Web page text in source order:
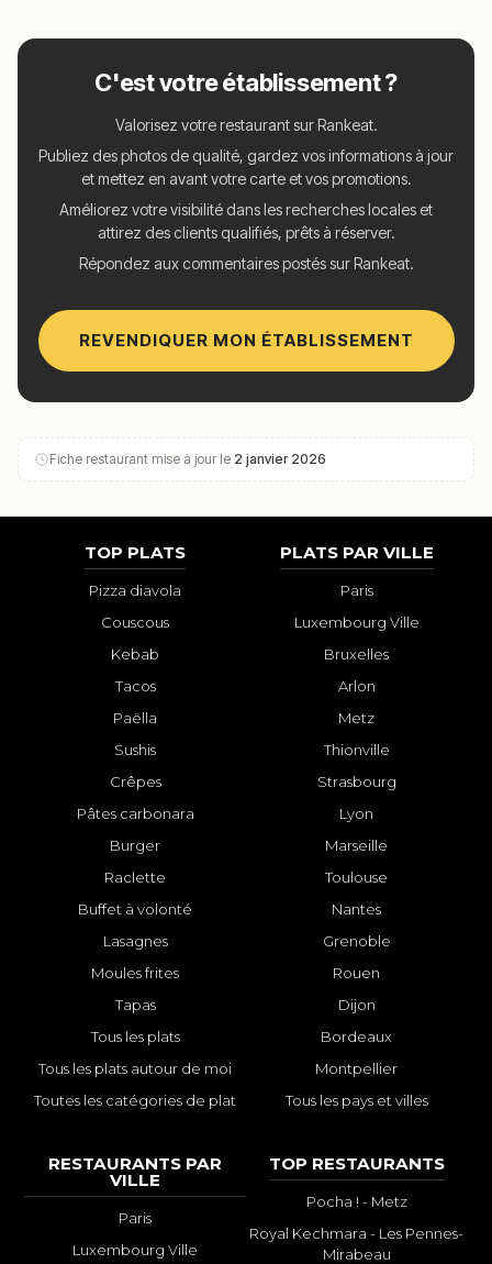
C'est votre établissement ?
Valorisez votre restaurant sur Rankeat.
Publiez des photos de qualité, gardez vos informations à jour
et mettez en avant votre carte et vos promotions.
Améliorez votre visibilité dans les recherches locales et
attirez des clients qualifiés, prêts à réserver.
Répondez aux commentaires postés sur Rankeat.
REVENDIQUER MON ÉTABLISSEMENT
Fiche restaurant mise à jour le 2 janvier 2026
TOP PLATS
Pizza diavola
Couscous
Kebab
Tacos
Paëlla
Sushis
Crêpes
Pâtes carbonara
Burger
Raclette
Buffet à volonté
Lasagnes
Moules frites
Tapas
Tous les plats
Tous les plats autour de moi
Toutes les catégories de plat
PLATS PAR VILLE
Paris
Luxembourg Ville
Bruxelles
Arlon
Metz
Thionville
Strasbourg
Lyon
Marseille
Toulouse
Nantes
Grenoble
Rouen
Dijon
Bordeaux
Montpellier
Tous les pays et villes
RESTAURANTS PAR
VILLE
Paris
Luxembourg Ville
TOP RESTAURANTS
Pocha ! - Metz
Royal Kechmara - Les Pennes-
Mirabeau